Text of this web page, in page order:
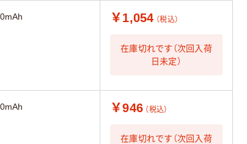
￥1,054 （税込）
在庫切れです（次回入荷
日未定）
￥946 （税込）
在庫切れです（次回入荷